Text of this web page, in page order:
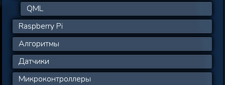
QML
Raspberry Pi
Алгоритмы
Датчики
Микроконтроллеры